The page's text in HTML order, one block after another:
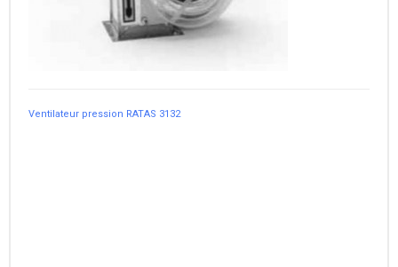
Ventilateur pression RATAS 3132